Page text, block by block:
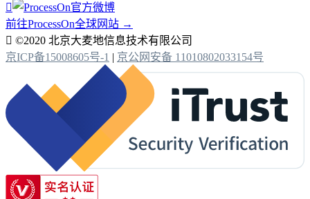

前往ProcessOn全球网站 →
 ©2020 北京大麦地信息技术有限公司
京ICP备15008605号-1 | 京公网安备 11010802033154号